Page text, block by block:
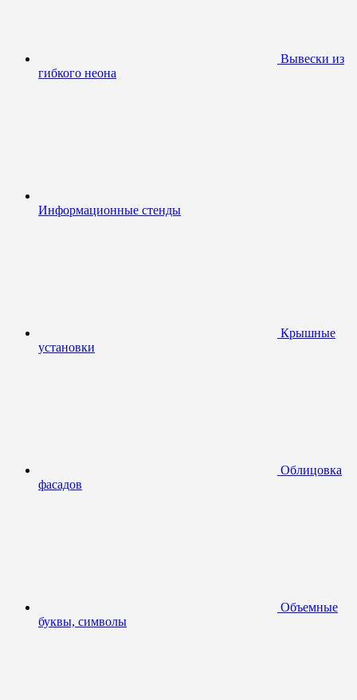
Вывески из
гибкого неона
Информационные стенды
Крышные
установки
Облицовка
фасадов
Объемные
буквы, символы